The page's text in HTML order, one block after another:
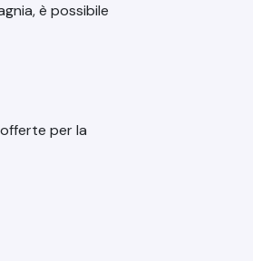
è possibile
per la